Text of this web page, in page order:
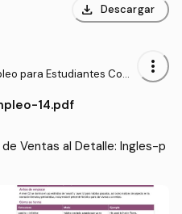
download Descargar
para Estudiantes Com
more_vert
14.pdf
Ventas al Detalle: Ingles-p